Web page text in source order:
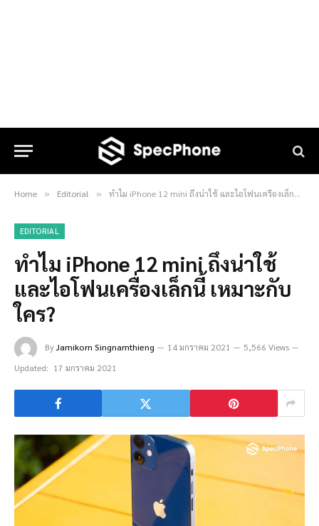
Home » Editorial » ทำไม iPhone 12 mini ถึงน่าใช้ และไอโฟนเครื่องเล็กนี้ เหมาะกับใคร?
EDITORIAL
ทำไม iPhone 12 mini ถึงน่าใช้
และไอโฟนเครื่องเล็กนี้ เหมาะกับ
ใคร?
ByJamikorn Singnamthieng 14 มกราคม 2021
5,566 Views
Updated: 17 มกราคม 2021